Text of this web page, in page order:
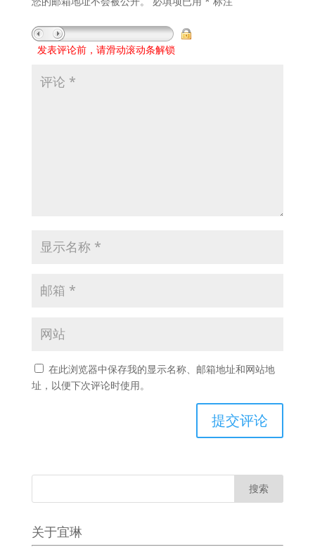
发表评论前，请滑动滚动条解锁
在此浏览器中保存我的显示名称、邮箱地址和网站地
址，以便下次评论时使用。
关于宜琳